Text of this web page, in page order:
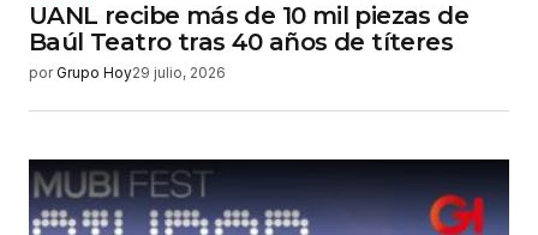
UANL recibe más de 10 mil piezas de
Baúl Teatro tras 40 años de títeres
por Grupo Hoy29 julio, 2026